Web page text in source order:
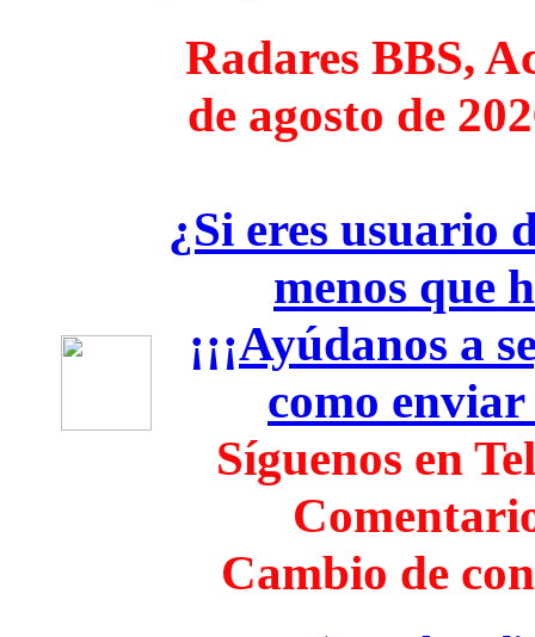
Radares BBS,
de agosto de
¿Si eres usuario
menos que
¡¡¡Ayúdanos a
como
Síguenos en
Cambio de